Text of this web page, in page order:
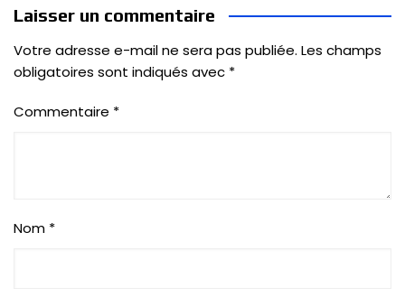
Laisser un commentaire
Votre adresse e-mail ne sera pas publiée. Les champs
obligatoires sont indiqués avec *
Commentaire *
Nom *